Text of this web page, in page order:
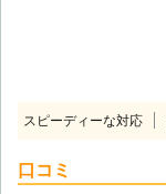
スピーディーな対応
口コミ